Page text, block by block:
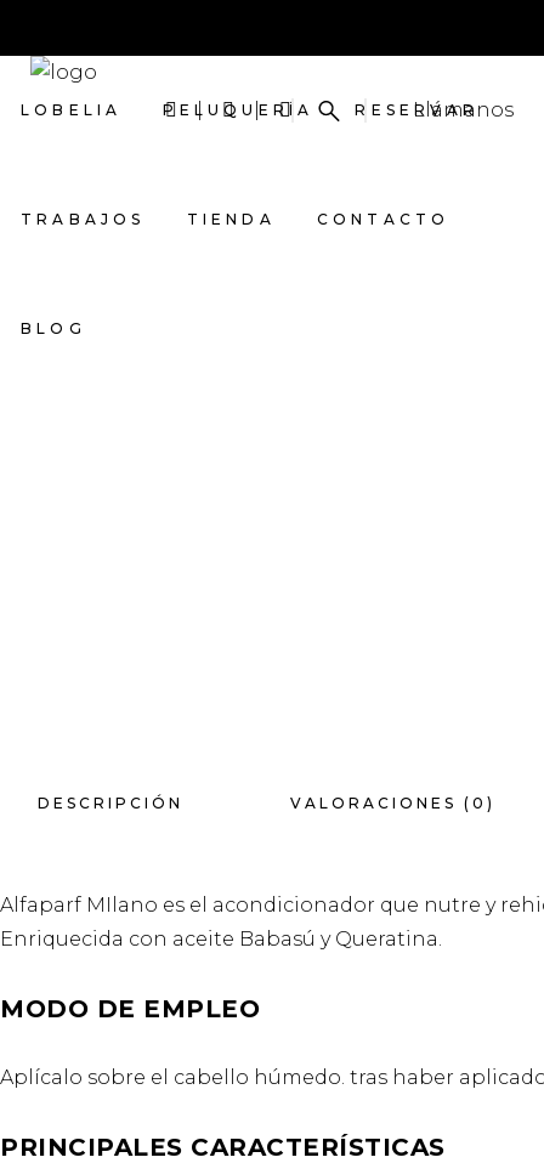
LOBELIA PELUQUERÍA RESERVAR
TRABAJOS TIENDA CONTACTO
BLOG
Llámanos
DESCRIPCIÓN VALORACIONES (0)
Alfaparf MIlano es el acondicionador que nutre y
Enriquecida con aceite Babasú y Queratina.
MODO DE EMPLEO
Aplícalo sobre el cabello húmedo. tras haber
PRINCIPALES CARACTERÍSTICAS